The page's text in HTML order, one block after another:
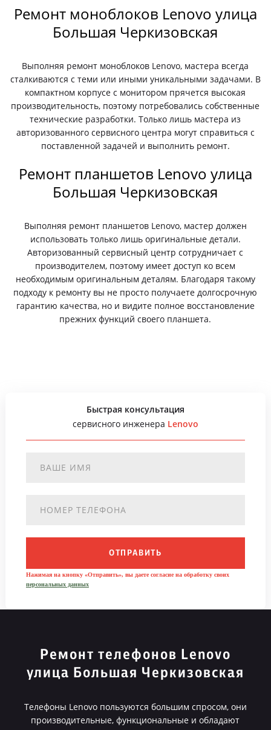
Ремонт моноблоков Lenovo улица
Большая Черкизовская
Выполняя ремонт моноблоков Lenovo, мастера всегда
сталкиваются с теми или иными уникальными задачами. В
компактном корпусе с монитором прячется высокая
производительность, поэтому потребовались собственные
технические разработки. Только лишь мастера из
авторизованного сервисного центра могут справиться с
поставленной задачей и выполнить ремонт.
Ремонт планшетов Lenovo улица
Большая Черкизовская
Выполняя ремонт планшетов Lenovo, мастер должен
использовать только лишь оригинальные детали.
Авторизованный сервисный центр сотрудничает с
производителем, поэтому имеет доступ ко всем
необходимым оригинальным деталям. Благодаря такому
подходу к ремонту вы не просто получаете долгосрочную
гарантию качества, но и видите полное восстановление
прежних функций своего планшета.
Быстрая консультация
сервисного инженера Lenovo
ОТПРАВИТЬ
Нажимая на кнопку «Отправить», вы даете согласие на обработку своих
персональных данных
Ремонт телефонов Lenovo
улица Большая Черкизовская
Телефоны Lenovo пользуются большим спросом, они
производительные, функциональные и обладают